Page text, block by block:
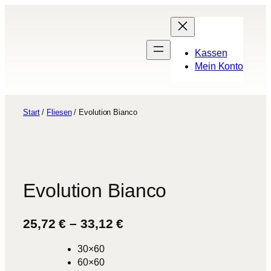
Kassen
Mein Konto
Start/ Fliesen/ Evolution Bianco
Evolution Bianco
25,72€ –33,12€P
30×60
60×60